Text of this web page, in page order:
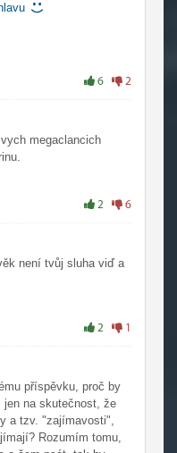
6 2
megaclancich
2 6
není tvůj sluha viď a
2 1
příspěvku, proč by
jen na skutečnost, že
a tzv. "zajímavosti",
Rozumím tomu,